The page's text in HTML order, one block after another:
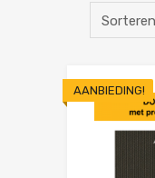
AANBIEDING!